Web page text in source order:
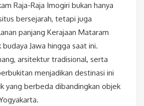
Raja-Raja Imogiri bukan hanya
bersejarah, tetapi juga
panjang Kerajaan Mataram
Jawa hingga saat ini.
arsitektur tradisional, serta
menjadikan destinasi ini
yang berbeda dibandingkan objek